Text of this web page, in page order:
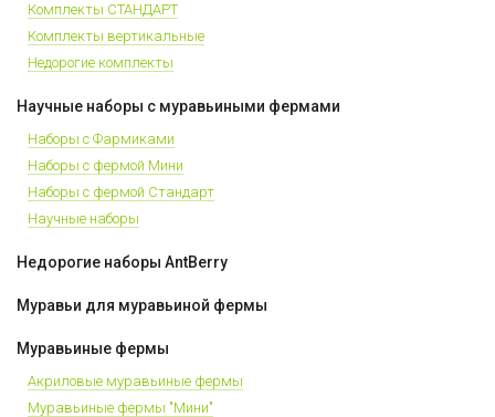
Комплекты СТАНДАРТ
Комплекты вертикальные
Недорогие комплекты
Научные наборы с муравьиными фермами
Наборы с Фармиками
Наборы с фермой Мини
Наборы с фермой Стандарт
Научные наборы
Недорогие наборы AntBerry
Муравьи для муравьиной фермы
Муравьиные фермы
Акриловые муравьиные фермы
Муравьиные фермы "Мини"